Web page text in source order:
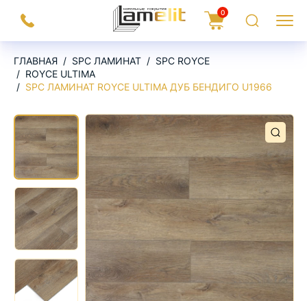
Заказать
звонок
На
Корзина
0
ПоискМеню
ГЛАВНАЯ SPC ЛАМИНАТ
SPC ROYCE
ROYCE ULTIMA
SPC ЛАМИНАТ ROYCE ULTIMA ДУБ БЕНДИГО U1966